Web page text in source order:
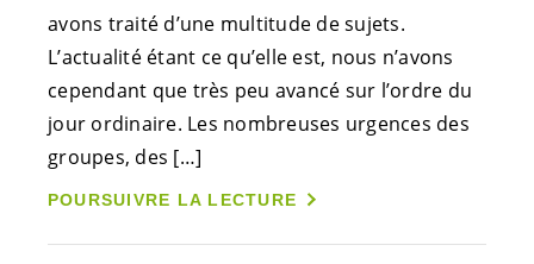
avons traité d’une multitude de sujets.
L’actualité étant ce qu’elle est, nous n’avons
cependant que très peu avancé sur l’ordre du
jour ordinaire. Les nombreuses urgences des
groupes, des […]
POURSUIVRE LA LECTURE